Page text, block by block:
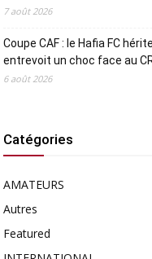
7 août 2026
Coupe CAF : le Hafia FC
entrevoit un choc face au
6 août 2026
Catégories
AMATEURS
Autres
Featured